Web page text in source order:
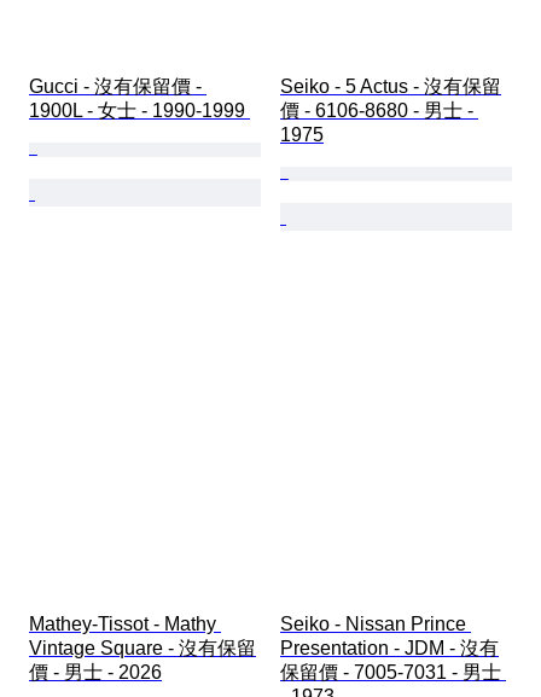
Gucci - 沒有保留價 -
1900L - 女士 - 1990-1999
Seiko - 5 Actus - 沒有保留
價 - 6106-8680 - 男士 -
1975
Mathey-Tissot - Mathy
Vintage Square - 沒有保留
價 - 男士 - 2026
Seiko - Nissan Prince
Presentation - JDM - 沒有
保留價 - 7005-7031 - 男士